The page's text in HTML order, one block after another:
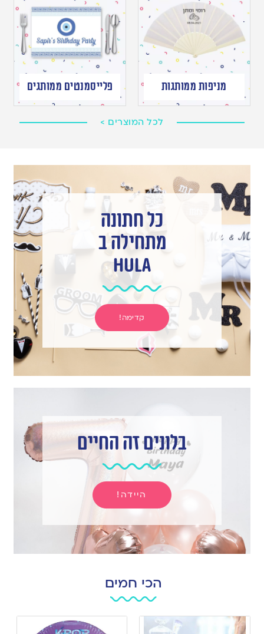
מניפות ממותגות פלייסמנטים ממותגים
לכל המוצרים >
כל חתונה
מתחילה ב
hula
קדימה!
בלונים זה החיים
היידה!
הכי חמים